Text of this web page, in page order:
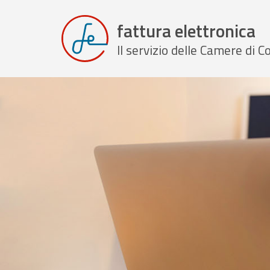
fattura elettronica
Il servizio delle Camere di